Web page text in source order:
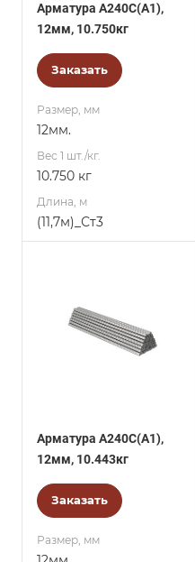
Арматура А240С(А1),
12мм, 10.750кг
Заказать
Размер, мм
12мм.
Вес 1 шт./кг.
10.750 кг
Длина, м
(11,7м)_Ст3
Арматура А240С(А1),
12мм, 10.443кг
Заказать
Размер, мм